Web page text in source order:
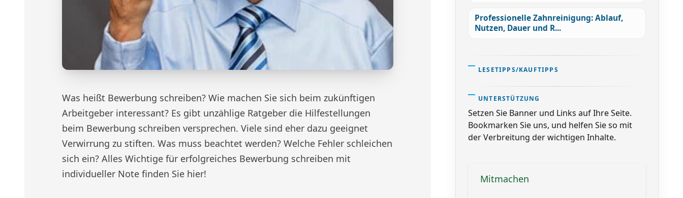
Was heißt Bewerbung schreiben? Wie machen Sie sich beim zukünftigen
Arbeitgeber interessant? Es gibt unzählige Ratgeber die Hilfestellungen
beim Bewerbung schreiben versprechen. Viele sind eher dazu geeignet
Verwirrung zu stiften. Was muss beachtet werden? Welche Fehler schleichen
sich ein? Alles Wichtige für erfolgreiches Bewerbung schreiben mit
individueller Note finden Sie hier!
Professionelle Zahnreinigung: Ablauf,
Nutzen, Dauer und R...
LESETIPPS/KAUFTIPPS
UNTERSTÜTZUNG
Setzen Sie Banner und Links auf Ihre Seite.
Bookmarken Sie uns, und helfen Sie so mit
der Verbreitung der wichtigen Inhalte.
Mitmachen